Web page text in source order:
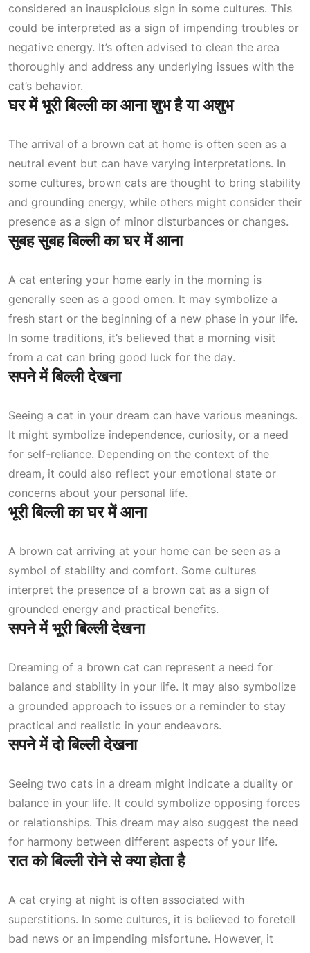
considered an inauspicious sign in some cultures. This
could be interpreted as a sign of impending troubles or
negative energy. It’s often advised to clean the area
thoroughly and address any underlying issues with the
cat’s behavior.
घर में भूरी बिल्ली का आना शुभ है या अशुभ
The arrival of a brown cat at home is often seen as a
neutral event but can have varying interpretations. In
some cultures, brown cats are thought to bring stability
and grounding energy, while others might consider their
presence as a sign of minor disturbances or changes.
सुबह सुबह बिल्ली का घर में आना
A cat entering your home early in the morning is
generally seen as a good omen. It may symbolize a
fresh start or the beginning of a new phase in your life.
In some traditions, it’s believed that a morning visit
from a cat can bring good luck for the day.
सपने में बिल्ली देखना
Seeing a cat in your dream can have various meanings.
It might symbolize independence, curiosity, or a need
for self-reliance. Depending on the context of the
dream, it could also reflect your emotional state or
concerns about your personal life.
भूरी बिल्ली का घर में आना
A brown cat arriving at your home can be seen as a
symbol of stability and comfort. Some cultures
interpret the presence of a brown cat as a sign of
grounded energy and practical benefits.
सपने में भूरी बिल्ली देखना
Dreaming of a brown cat can represent a need for
balance and stability in your life. It may also symbolize
a grounded approach to issues or a reminder to stay
practical and realistic in your endeavors.
सपने में दो बिल्ली देखना
Seeing two cats in a dream might indicate a duality or
balance in your life. It could symbolize opposing forces
or relationships. This dream may also suggest the need
for harmony between different aspects of your life.
रात को बिल्ली रोने से क्या होता है
A cat crying at night is often associated with
superstitions. In some cultures, it is believed to foretell
bad news or an impending misfortune. However, it